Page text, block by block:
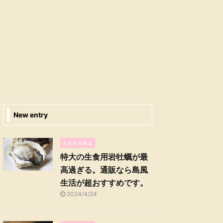
New entry
おすすめ商品
特大の生食用岩牡蠣が最
高過ぎる。通販なら島風
生活が超おすすめです。
2024/4/24